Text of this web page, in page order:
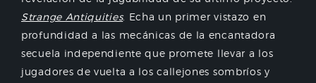
Strange Antiquities. Echa un primer vistazo en
profundidad a las mecánicas de la encantadora
secuela independiente que promete llevar a los
jugadores de vuelta a los callejones sombríos y